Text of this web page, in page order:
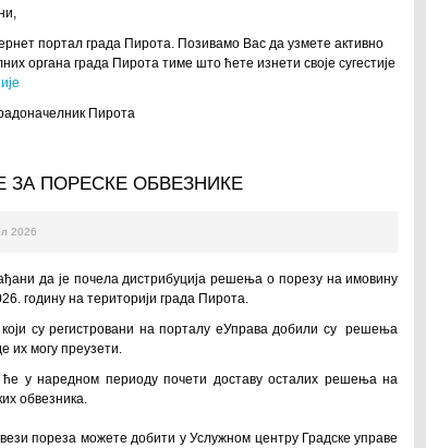
портал града Пирота. Позивамо Вас да узмете активно
органа града Пирота тиме што ћете изнети своје сугестије
Пирота
ПОРЕСКЕ ОБВЕЗНИКЕ
2026
да је почела дистрибуција решења о порезу на имовину
годину на територији града Пирота.
су регистровани на порталу еУправа добили су решења
их могу преузети.
у наредном периоду почети доставу осталих решења на
обвезника.
пореза можете добити у Услужном центру Градске управе